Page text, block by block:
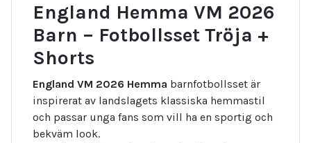
England Hemma VM 2026
Barn – Fotbollsset Tröja +
Shorts
England VM 2026 Hemma barnfotbollsset är
inspirerat av landslagets klassiska hemmastil
och passar unga fans som vill ha en sportig och
bekväm look.